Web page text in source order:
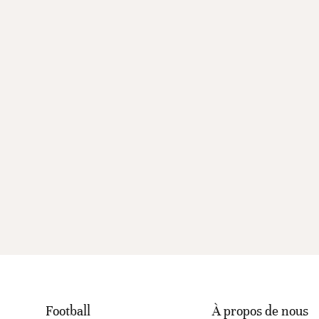
Football À propos de nous